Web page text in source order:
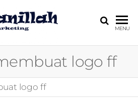
HARGA
MIRING
4.0,jasa digital
kotler,performance
MENU
logo ff
logo ff